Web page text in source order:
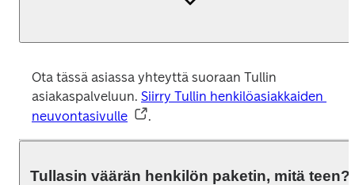
Ota tässä asiassa yhteyttä suoraan Tullin
asiakaspalveluun. Siirry Tullin henkilöasiakkaiden
neuvontasivulle
.
Tullasin väärän henkilön paketin, mitä teen?